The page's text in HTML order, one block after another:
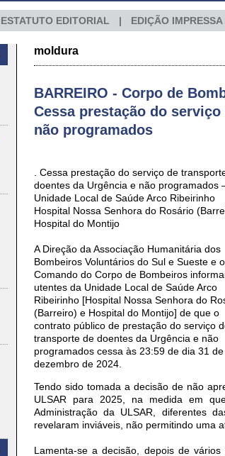
ESTATUTO EDITORIAL EDIÇÃO IMPRESSA
moldura
BARREIRO - Corpo de
Cessa prestação do
não programados
. Cessa prestação do serviço de
doentes da Urgência e não programados
Unidade Local de Saúde Arco Ribeirinho
Hospital Nossa Senhora do Rosário
Hospital do Montijo
A Direção da Associação Humanitária dos
Bombeiros Voluntários do Sul e Sueste e o
Comando do Corpo de Bombeiros
utentes da Unidade Local de Saúde Arco
Ribeirinho [Hospital Nossa Senhora do
(Barreiro) e Hospital do Montijo] de que o
contrato público de prestação do serviço
transporte de doentes da Urgência e não
programados cessa às 23:59 de dia 31 de
dezembro de 2024.
Tendo sido tomada a decisão de não
ULSAR para 2025, na medida em
Administração da ULSAR, diferentes
revelaram inviáveis, não permitindo uma
Lamenta-se a decisão, depois de